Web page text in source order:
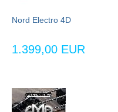
Nord Electro 4D
1.399,00 EUR